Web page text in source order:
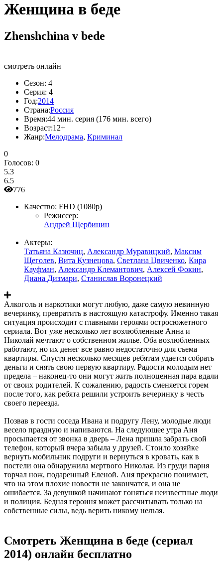
Женщина в беде
Zhenshchina v bede
смотреть онлайн
Сезон: 4
Серия: 4
Год:2014
Страна:Россия
Время:44 мин. серия (176 мин. всего)
Возраст:12+
Жанр:Мелодрама, Криминал
0
Голосов: 0
5.3
6.5
776
Качество: FHD (1080p)
Режиссер:
Андрей Щербинин
Актеры:
Татьяна Казючиц, Александр Муравицкий, Максим
Щеголев, Вита Кузнецова, Светлана Цвиченко, Кира
Кауфман, Александр Клемантович, Алексей Фокин,
Диана Дизмари, Станислав Воронецкий
Алкоголь и наркотики могут любую, даже самую невинную
вечеринку, превратить в настоящую катастрофу. Именно такая
ситуация происходит с главными героями остросюжетного
сериала. Вот уже несколько лет возлюбленные Анна и
Николай мечтают о собственном жилье. Оба возлюбленных
работают, но их денег все равно недостаточно для съема
квартиры. Спустя несколько месяцев ребятам удается собрать
деньги и снять свою первую квартиру. Радости молодым нет
предела – наконец-то они могут жить полноценная пара вдали
от своих родителей. К сожалению, радость сменяется горем
после того, как ребята решили устроить вечеринку в честь
своего переезда.
Позвав в гости соседа Ивана и подругу Лену, молодые люди
весело праздную и напиваются. На следующее утра Аня
просыпается от звонка в дверь – Лена пришла забрать свой
телефон, который вчера забыла у друзей. Стоило хозяйке
вернуть мобильник подруги и вернуться в кровать, как в
постели она обнаружила мертвого Николая. Из груди парня
торчал нож, подаренный Еленой. Аня прекрасно понимает,
что на этом плохие новости не закончатся, и она не
ошибается. За девушкой начинают гоняться неизвестные люди
и полиция. Бедная героиня может рассчитывать только на
собственные силы, ведь верить никому нельзя.
Смотреть Женщина в беде (сериал
2014) онлайн бесплатно